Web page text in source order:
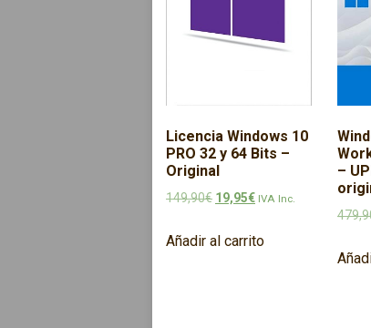
Licencia Windows 10
PRO 32 y 64 Bits –
Original
149,90€ El precio original era:
19,95€El precio actual es:
IVA Inc.
Añadir al carrito
–